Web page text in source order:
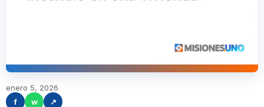
enero 5, 2026
f
w ↗